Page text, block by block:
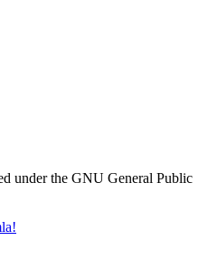
under the GNU General Public